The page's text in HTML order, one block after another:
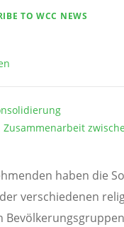
TO WCC NEWS
Zusammenarbeit
haben die
verschiedenen